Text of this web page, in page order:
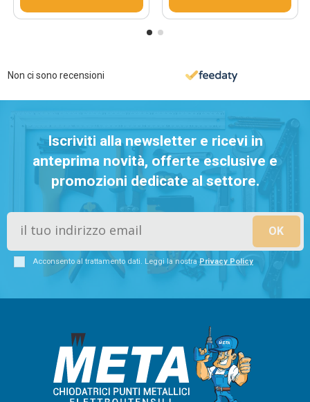
Non ci sono recensioni
Iscriviti alla newsletter e ricevi in
anteprima novità, offerte esclusive e
promozioni dedicate al settore.
Acconsento al trattamento dati. Leggi la nostraPrivacy Policy